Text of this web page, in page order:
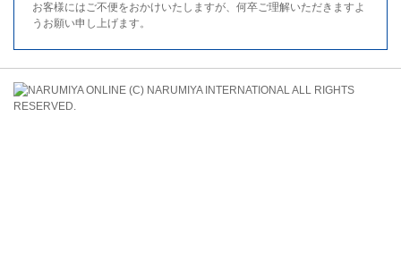
お客様にはご不便をおかけいたしますが、何卒ご理解いただきますよ
うお願い申し上げます。